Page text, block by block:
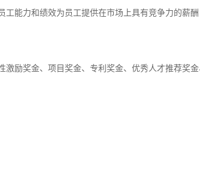
能力和绩效为员工提供在市场上具有竞争力的薪
励奖金、项目奖金、专利奖金、优秀人才推荐奖